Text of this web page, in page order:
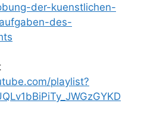
der-kuenstlichen-
des-
playlist?